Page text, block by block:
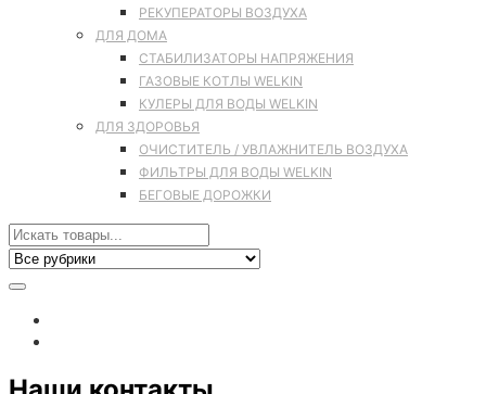
РЕКУПЕРАТОРЫ ВОЗДУХА
ДЛЯ ДОМА
СТАБИЛИЗАТОРЫ НАПРЯЖЕНИЯ
ГАЗОВЫЕ КОТЛЫ WELKIN
КУЛЕРЫ ДЛЯ ВОДЫ WELKIN
ДЛЯ ЗДОРОВЬЯ
ОЧИСТИТЕЛЬ / УВЛАЖНИТЕЛЬ ВОЗДУХА
ФИЛЬТРЫ ДЛЯ ВОДЫ WELKIN
БЕГОВЫЕ ДОРОЖКИ